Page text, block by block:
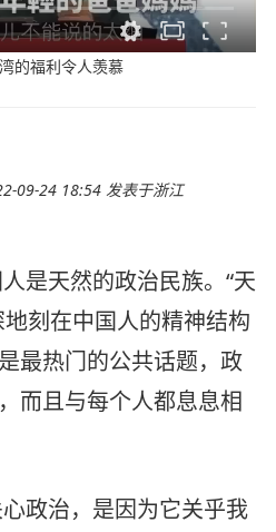
的福利令人羡慕
09-24 18:54 发表于浙江
天然的政治民族。“天
刻在中国人的精神结构
最热门的公共话题，政
而且与每个人都息息相
治，是因为它关乎我